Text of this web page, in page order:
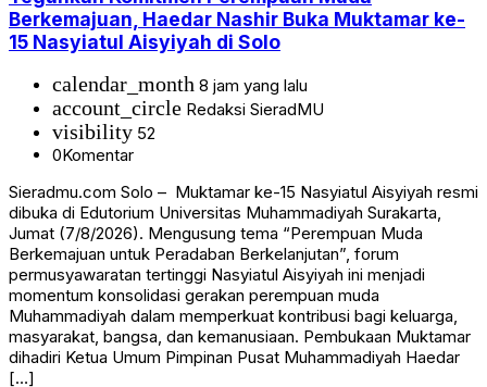
Berkemajuan, Haedar Nashir Buka Muktamar ke-
15 Nasyiatul Aisyiyah di Solo
calendar_month 8 jam yang lalu
account_circle Redaksi SieradMU
visibility 52
0Komentar
Sieradmu.com Solo – Muktamar ke-15 Nasyiatul Aisyiyah resmi
dibuka di Edutorium Universitas Muhammadiyah Surakarta,
Jumat (7/8/2026). Mengusung tema “Perempuan Muda
Berkemajuan untuk Peradaban Berkelanjutan”, forum
permusyawaratan tertinggi Nasyiatul Aisyiyah ini menjadi
momentum konsolidasi gerakan perempuan muda
Muhammadiyah dalam memperkuat kontribusi bagi keluarga,
masyarakat, bangsa, dan kemanusiaan. Pembukaan Muktamar
dihadiri Ketua Umum Pimpinan Pusat Muhammadiyah Haedar
[…]